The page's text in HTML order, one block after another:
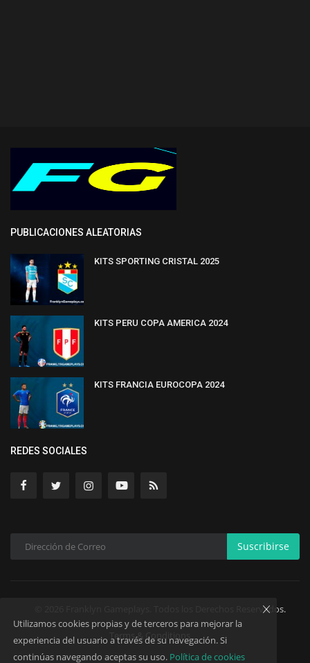
PUBLICACIONES ALEATORIAS
KITS SPORTING CRISTAL 2025
KITS PERU COPA AMERICA 2024
KITS FRANCIA EUROCOPA 2024
REDES SOCIALES
Suscribirse
© 2026 Franklyn Gameplays. Todos los Derechos Reservados.
Terms & Conditions
Utilizamos cookies propias y de terceros para mejorar la
experiencia del usuario a través de su navegación. Si
continúas navegando aceptas su uso. Política de cookies